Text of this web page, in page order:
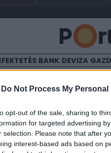
Do Not Process My
opt-out of the sale, sharing to
for targeted advertising
selection. Please note that after
interest-based ads based on
BANK DEVIZA
a